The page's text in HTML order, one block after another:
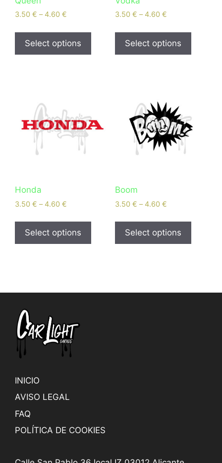
3.50 € – 4.60 €
Select options
3.50 € – 4.60 €
Select options
Honda
3.50 € – 4.60 €
Select options
Boom
3.50 € – 4.60 €
Select options
INICIO
AVISO LEGAL
FAQ
POLÍTICA DE COOKIES